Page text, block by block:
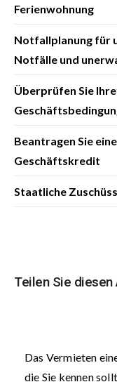
Ferienwohnung
Notfallplanung für
Notfälle und
Überprüfen Sie
Beantragen Sie
Geschäftskredit
Staatliche
Teilen Sie diesen
Das Vermieten
die Sie kennen